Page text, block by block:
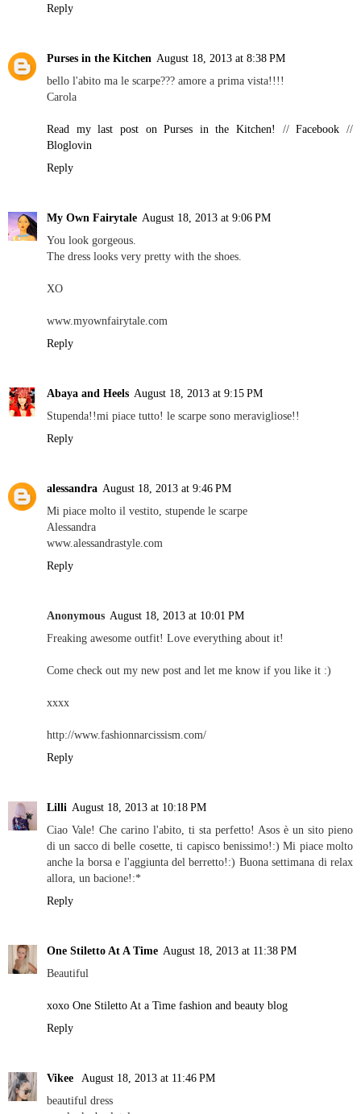
Reply
Purses in the Kitchen August 18, 2013 at 8:38 PM
bello l'abito ma le scarpe??? amore a prima vista!!!!
Carola
Read my last post on Purses in the Kitchen! //Facebook //
Bloglovin
Reply
My Own Fairytale August 18, 2013 at 9:06 PM
You look gorgeous.
The dress looks very pretty with the shoes.
XO
www.myownfairytale.com
Reply
Abaya and Heels August 18, 2013 at 9:15 PM
Stupenda!!mi piace tutto! le scarpe sono meravigliose!!
Reply
alessandra August 18, 2013 at 9:46 PM
Mi piace molto il vestito, stupende le scarpe
Alessandra
www.alessandrastyle.com
Reply
Anonymous August 18, 2013 at 10:01 PM
Freaking awesome outfit! Love everything about it!
Come check out my new post and let me know if you like it :)
xxxx
http://www.fashionnarcissism.com/
Reply
Lilli August 18, 2013 at 10:18 PM
Ciao Vale! Che carino l'abito, ti sta perfetto! Asos è un sito pieno
di un sacco di belle cosette, ti capisco benissimo!:) Mi piace molto
anche la borsa e l'aggiunta del berretto!:) Buona settimana di relax
allora, un bacione!:*
Reply
One Stiletto At A Time August 18, 2013 at 11:38 PM
Beautiful
xoxo One Stiletto At a Time fashion and beauty blog
Reply
Vikee
August 18, 2013 at 11:46 PM
beautiful dress